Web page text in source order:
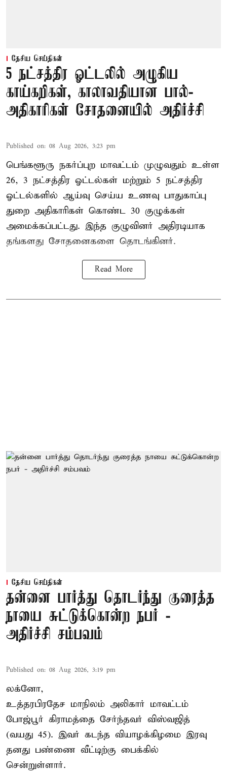
தேசிய செய்திகள்
5 நட்சத்திர ஓட்டலில் அழுகிய
காய்கறிகள், காலாவதியான பால்-
அதிகாரிகள் சோதனையில் அதிர்ச்சி
Published on: 08 Aug 2026, 3:23 pm
பெங்களூரு நகர்ப்புற மாவட்டம் முழுவதும் உள்ள
26, 3 நட்சத்திர ஓட்டல்கள் மற்றும் 5 நட்சத்திர
ஓட்டல்களில் ஆய்வு செய்ய உணவு பாதுகாப்பு
துறை அதிகாரிகள் கொண்ட 30 குழுக்கள்
அமைக்கப்பட்டது. இந்த குழுவினர் அதிரடியாக
தங்களது சோதனைகளை தொடங்கினர்.
Read More
தேசிய செய்திகள்
தன்னை பார்த்து தொடர்ந்து குரைத்த
நாயை சுட்டுக்கொன்ற நபர் -
அதிர்ச்சி சம்பவம்
Published on: 08 Aug 2026, 3:19 pm
லக்னோ,
உத்தரபிரதேச மாநிலம் அலிகார் மாவட்டம்
போஜ்பூர் கிராமத்தை சேர்ந்தவர் விஸ்வஜித்
(வயது 45). இவர் கடந்த வியாழக்கிழமை இரவு
தனது பண்ணை வீட்டிற்கு பைக்கில்
சென்றுள்ளார்.